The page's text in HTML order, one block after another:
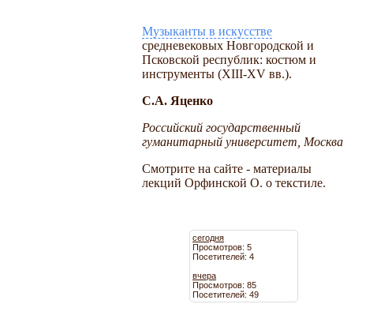
Музыканты в искусстве
средневековых Новгородской и
Псковской республик: костюм и
инструменты (XIII-XV вв.).
С.А. Яценко
Российский государственный
гуманитарный университет, Москва
Смотрите на сайте - материалы
лекций Орфинской О. о текстиле.
сегодня
Просмотров: 5
Посетителей: 4
вчера
Просмотров: 85
Посетителей: 49